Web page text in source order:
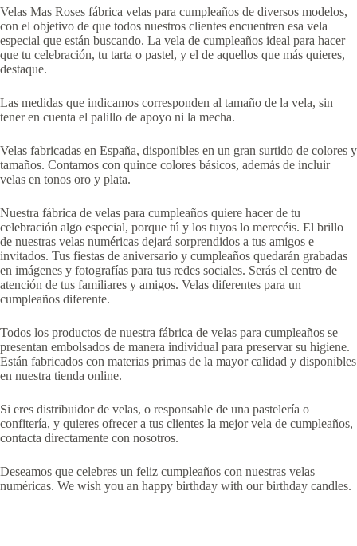
Velas Mas Roses fábrica velas para cumpleaños de diversos modelos,
con el objetivo de que todos nuestros clientes encuentren esa vela
especial que están buscando. La vela de cumpleaños ideal para hacer
que tu celebración, tu tarta o pastel, y el de aquellos que más quieres,
destaque.
Las medidas que indicamos corresponden al tamaño de la vela, sin
tener en cuenta el palillo de apoyo ni la mecha.
Velas fabricadas en España, disponibles en un gran surtido de colores y
tamaños. Contamos con quince colores básicos, además de incluir
velas en tonos oro y plata.
Nuestra fábrica de velas para cumpleaños quiere hacer de tu
celebración algo especial, porque tú y los tuyos lo merecéis. El brillo
de nuestras velas numéricas dejará sorprendidos a tus amigos e
invitados. Tus fiestas de aniversario y cumpleaños quedarán grabadas
en imágenes y fotografías para tus redes sociales. Serás el centro de
atención de tus familiares y amigos. Velas diferentes para un
cumpleaños diferente.
Todos los productos de nuestra fábrica de velas para cumpleaños se
presentan embolsados de manera individual para preservar su higiene.
Están fabricados con materias primas de la mayor calidad y disponibles
en nuestra tienda online.
Si eres distribuidor de velas, o responsable de una pastelería o
confitería, y quieres ofrecer a tus clientes la mejor vela de cumpleaños,
contacta directamente con nosotros.
Deseamos que celebres un feliz cumpleaños con nuestras velas
numéricas. We wish you an happy birthday with our birthday candles.